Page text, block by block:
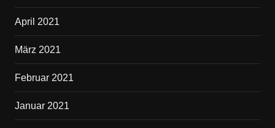
April 2021
März 2021
Februar 2021
Januar 2021